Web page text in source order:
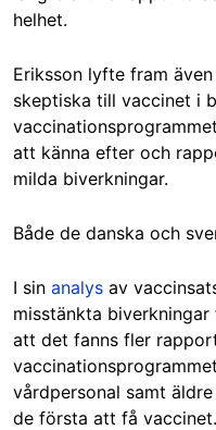
helhet.
Eriksson lyfte fram
skeptiska till vaccinet i
att känna efter och
milda biverkningar.
Både de danska och
I sin analys av
misstänkta
att det fanns fler
vårdpersonal samt
de första att få